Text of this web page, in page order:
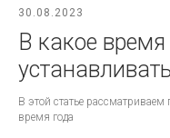
30.08.2023
В какое
В этой статье
время года